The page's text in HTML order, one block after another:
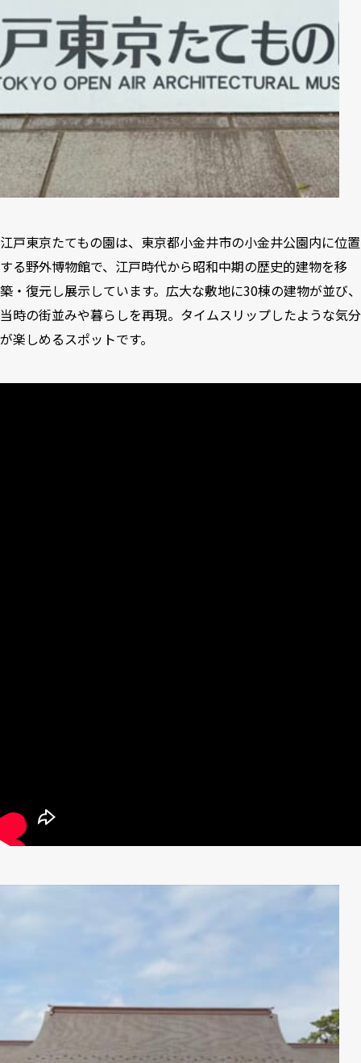
江戸東京たてもの園は、東京都小金井市の小金井公園内に位置
する野外博物館で、江戸時代から昭和中期の歴史的建物を移
築・復元し展示しています。広大な敷地に30棟の建物が並び、
当時の街並みや暮らしを再現。タイムスリップしたような気分
が楽しめるスポットです。